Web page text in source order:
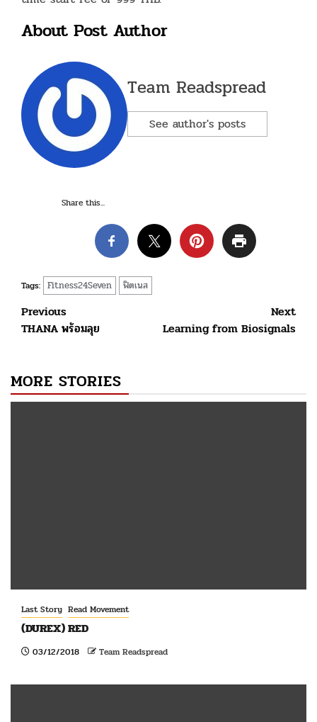
About Post Author
Team Readspread
See author's posts
Share this...
Tags: Fitness24Seven ฟิตเนส
Post
navigation
Previous
THANA พร้อมลุย
Next
Learning from Biosignals
MORE STORIES
Last Story Read Movement
(DUREX) RED
03/12/2018 Team Readspread